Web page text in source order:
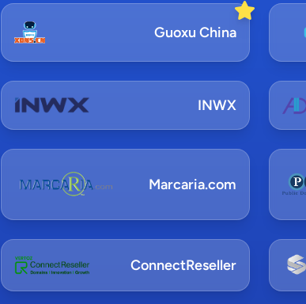
Guoxu China
INWX
Marcaria.com
ConnectReseller